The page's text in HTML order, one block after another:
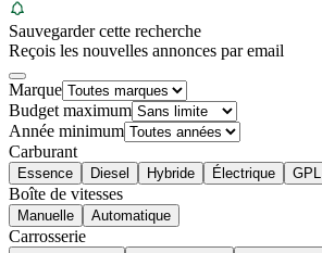
Sauvegarder cette recherche
Reçois les nouvelles annonces par email
Marque
Budget maximum
Année minimum
Carburant
Essence Diesel Hybride Électrique GPL
Boîte de vitesses
Manuelle Automatique
Carrosserie